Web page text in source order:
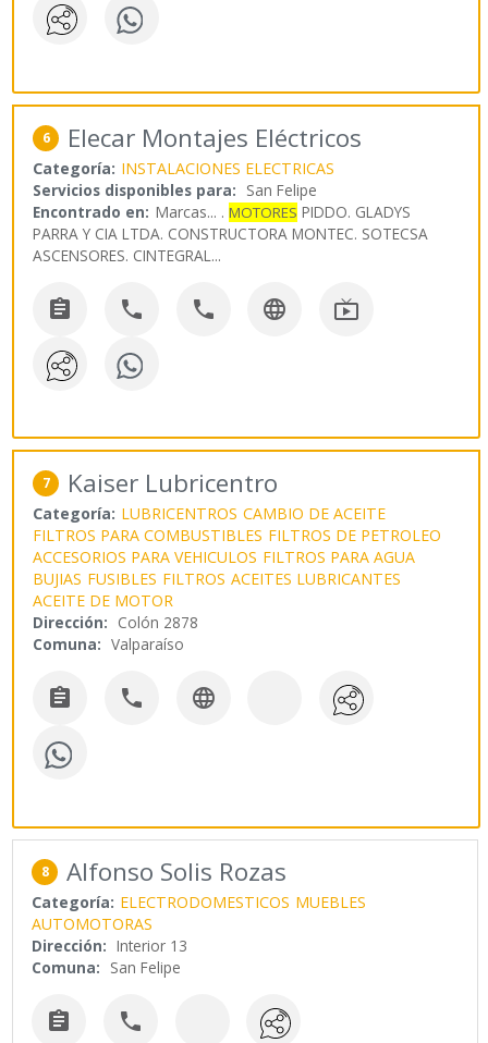
6 Elecar Montajes Eléctricos
Categoría: INSTALACIONES ELECTRICAS
Servicios disponibles para: San Felipe
Encontrado en: Marcas... .MOTORES PIDDO. GLADYS
PARRA Y CIA LTDA. CONSTRUCTORA MONTEC. SOTECSA
ASCENSORES. CINTEGRAL...
    
7 Kaiser Lubricentro
Categoría: LUBRICENTROS CAMBIO DE ACEITE
FILTROS PARA COMBUSTIBLES FILTROS DE PETROLEO
ACCESORIOS PARA VEHICULOS FILTROS PARA AGUA
BUJIAS FUSIBLES FILTROS ACEITES LUBRICANTES
ACEITE DE MOTOR
Dirección: Colón 2878
Comuna: Valparaíso
  
8 Alfonso Solis Rozas
Categoría: ELECTRODOMESTICOS MUEBLES
AUTOMOTORAS
Dirección: Interior 13
Comuna: San Felipe
 